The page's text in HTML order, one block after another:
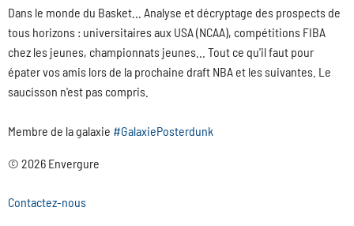
Dans le monde du Basket... Analyse et décryptage des prospects de
tous horizons : universitaires aux USA (NCAA), compétitions FIBA
chez les jeunes, championnats jeunes... Tout ce qu'il faut pour
épater vos amis lors de la prochaine draft NBA et les suivantes. Le
saucisson n'est pas compris.
Membre de la galaxie #GalaxiePosterdunk
© 2026 Envergure
Contactez-nous